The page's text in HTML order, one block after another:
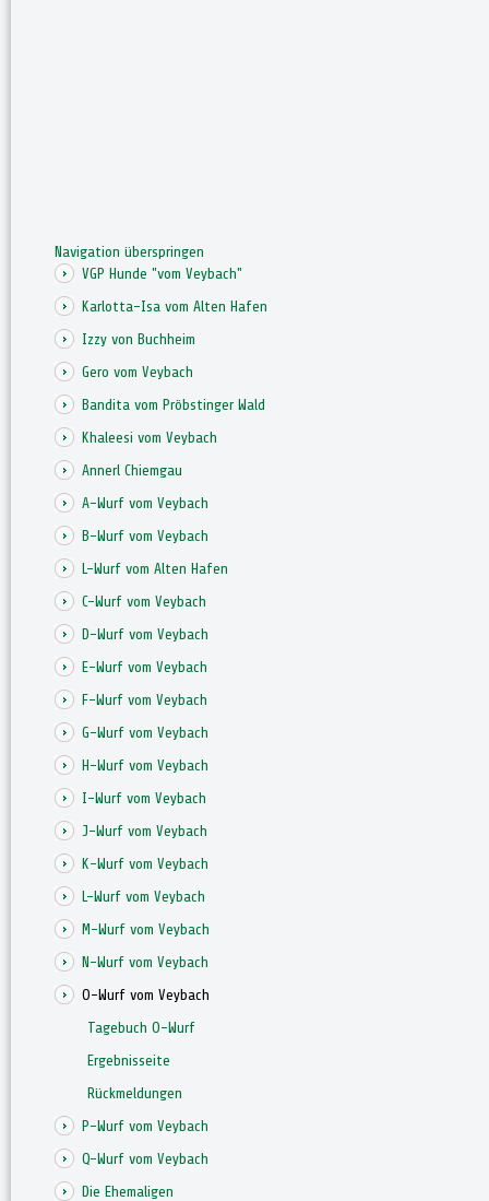
Navigation überspringen
VGP Hunde "vom Veybach"
Karlotta-Isa vom Alten Hafen
Izzy von Buchheim
Gero vom Veybach
Bandita vom Pröbstinger Wald
Khaleesi vom Veybach
Annerl Chiemgau
A-Wurf vom Veybach
B-Wurf vom Veybach
L-Wurf vom Alten Hafen
C-Wurf vom Veybach
D-Wurf vom Veybach
E-Wurf vom Veybach
F-Wurf vom Veybach
G-Wurf vom Veybach
H-Wurf vom Veybach
I-Wurf vom Veybach
J-Wurf vom Veybach
K-Wurf vom Veybach
L-Wurf vom Veybach
M-Wurf vom Veybach
N-Wurf vom Veybach
O-Wurf vom Veybach
Tagebuch O-Wurf
Ergebnisseite
Rückmeldungen
P-Wurf vom Veybach
Q-Wurf vom Veybach
Die Ehemaligen